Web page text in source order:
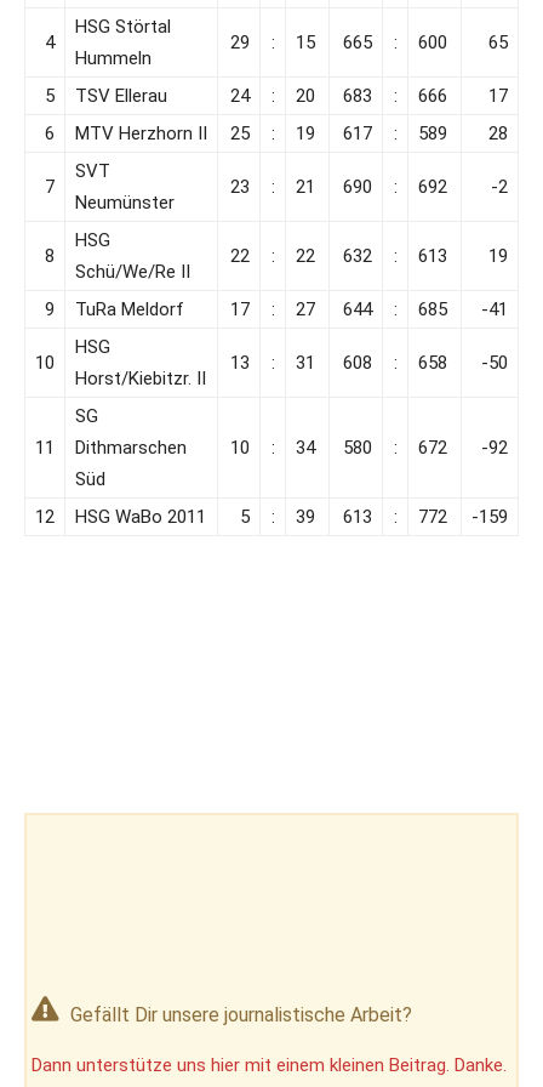
4
HSG Störtal
Hummeln
29 : 15 665 : 600 65
5 TSV Ellerau 24 : 20 683 : 666
17
6
MTV Herzhorn II 25 : 19 617 : 589 28
7
SVT
Neumünster
23 : 21 690 : 692 -2
8
HSG
Schü/We/Re II
22 : 22 632 : 613 19
9 TuRa Meldorf 17 : 27 644 : 685 -41
10
HSG
Horst/Kiebitzr. II
13 : 31 608 : 658 -50
11
SG
Dithmarschen
Süd
10 : 34 580 : 672 -92
12 HSG WaBo 2011 5 : 39 613 : 772 -159
Gefällt Dir unsere journalistische Arbeit?
Dann unterstütze uns hier mit einem kleinen Beitrag. Danke.